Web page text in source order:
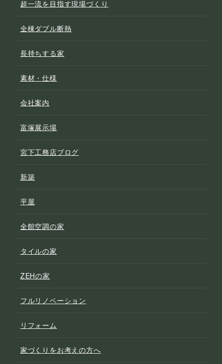
超一流を目指す現場づくり
全棟ダブル断熱
長持ちする家
素材・仕様
会社案内
富塚展示場
宮下工務店ブログ
新築
平屋
全館空調の家
タイルの家
ZEHの家
フルリノベーション
リフォーム
家づくりをお考えの方へ